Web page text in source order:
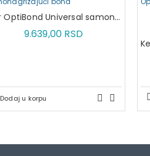
Kerr OptiBond Universal samonagrizajući bond
9.639,00 RSD
Dodaj u korpu